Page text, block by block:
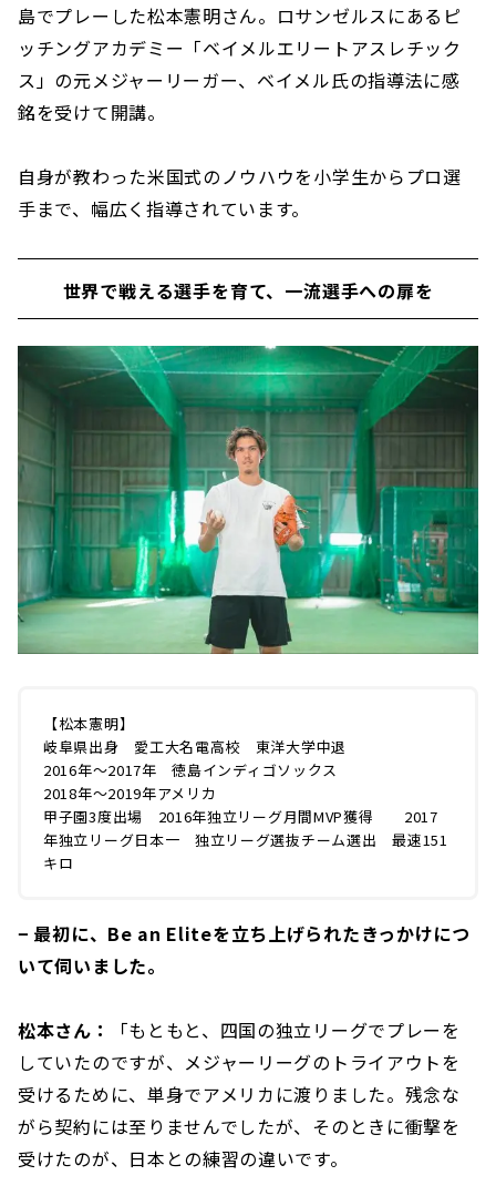
島でプレーした松本憲明さん。ロサンゼルスにあるピ
ッチングアカデミー「ベイメルエリートアスレチック
ス」の元メジャーリーガー、ベイメル氏の指導法に感
銘を受けて開講。
自身が教わった米国式のノウハウを小学生からプロ選
手まで、幅広く指導されています。
世界で戦える選手を育て、一流選手への扉を
【松本憲明】
岐阜県出身 愛工大名電高校 東洋大学中退
2016年～2017年 徳島インディゴソックス
2018年～2019年アメリカ
甲子園3度出場 2016年独立リーグ月間MVP獲得 2017
年独立リーグ日本一 独立リーグ選抜チーム選出 最速151
キロ
− 最初に、Be an Eliteを立ち上げられたきっかけにつ
いて伺いました。
松本さん：
「もともと、四国の独立リーグでプレーを
していたのですが、メジャーリーグのトライアウトを
受けるために、単身でアメリカに渡りました。残念な
がら契約には至りませんでしたが、そのときに衝撃を
受けたのが、日本との練習の違いです。